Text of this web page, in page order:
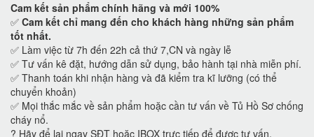
Cam kết sản phẩm chính hãng và mới 100%
✅ Cam kết chỉ mang đến cho khách hàng những sản phẩm
tốt nhất.
✅ Làm việc từ 7h đến 22h cả thứ 7,CN và ngày lễ
✅ Tư vấn kê đặt, hướng dẫn sử dụng, bảo hành tại nhà miễn phí.
✅ Thanh toán khi nhận hàng và đã kiểm tra kĩ lưỡng (có thể
chuyển khoản)
✅ Mọi thắc mắc về sản phẩm hoặc cần tư vấn về Tủ Hồ Sơ chống
cháy nổ.
? Hãy để lại ngay SĐT hoặc IBOX trực tiếp để được tư vấn.